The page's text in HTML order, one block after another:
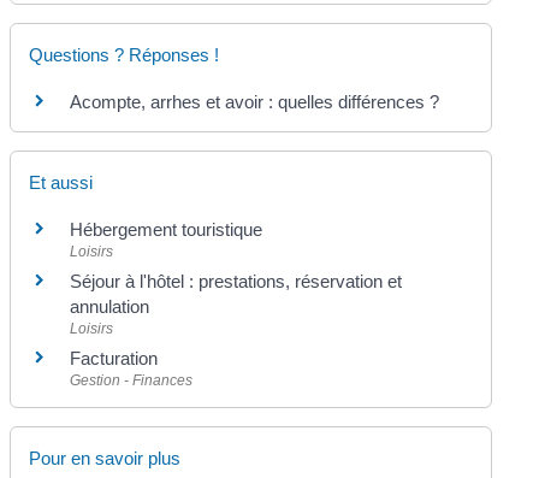
Questions ? Réponses !
Acompte, arrhes et avoir : quelles différences ?
Et aussi
Hébergement touristique
Loisirs
Séjour à l'hôtel : prestations, réservation et
annulation
Loisirs
Facturation
Gestion - Finances
Pour en savoir plus